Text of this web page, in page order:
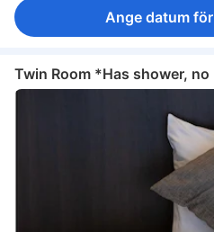
Ange datum
Twin Room *Has shower, no